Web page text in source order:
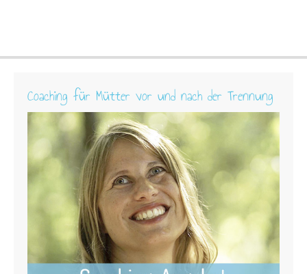
Coaching für Mütter vor und nach der Trennung